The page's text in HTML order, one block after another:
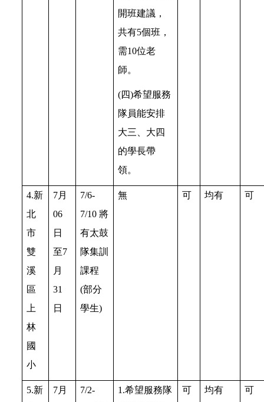
開班建議，
共有5個班，
需10位老
師。
(四)希望服務
隊員能安排
大三、大四
的學長帶
領。
4.新
北
市
雙
溪
區
上
林
國
小
7月
06
日
至7
月
31
日
7/6-
7/10 將
有太鼓
隊集訓
課程
(部分
學生)
無 可 均有 可
5.新
7月
7/2-
1.希望服務隊
可 均有 可